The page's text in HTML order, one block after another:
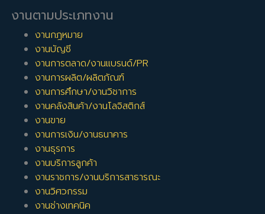
งานตามประเภทงาน
งานกฎหมาย
งานบัญชี
งานการตลาด/งานแบรนด์/PR
งานการผลิต/ผลิตภัณฑ์
งานการศึกษา/งานวิชาการ
งานคลังสินค้า/งานโลจิสติกส์
งานขาย
งานการเงิน/งานธนาคาร
งานธุรการ
งานบริการลูกค้า
งานราชการ/งานบริการสาธารณะ
งานวิศวกรรม
งานช่างเทคนิค